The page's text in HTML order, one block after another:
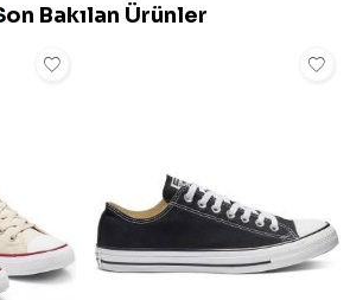
Bakılan Ürünler